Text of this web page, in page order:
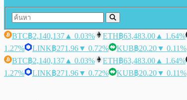
BTC฿2,140,137 ▲ 0.03% ETH฿63,483.00 ▲ 1.64%
1.27%
LINK฿271.96▼ 0.72% KUB฿20.20▼ 0.11%
BTC฿2,140,137 ▲ 0.03% ETH฿63,483.00 ▲ 1.64%
1.27%
LINK฿271.96▼ 0.72% KUB฿20.20▼ 0.11%